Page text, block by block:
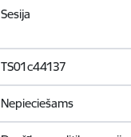
Sesija
TS01c44137
Nepieciešams